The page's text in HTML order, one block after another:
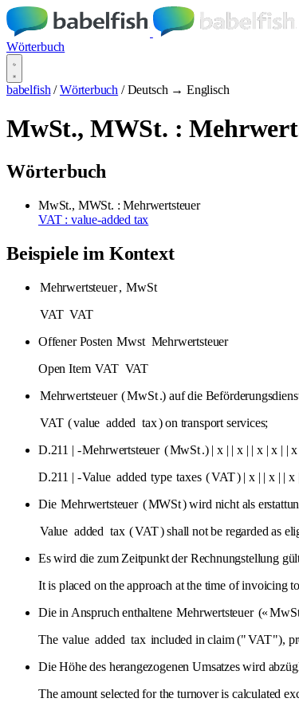
Wörterbuch
babelfish / Wörterbuch / Deutsch → Englisch
MwSt., MWSt. :
Wörterbuch
MwSt., MWSt. : Mehrwertsteuer
VAT : value-added tax
Beispiele im Kontext
Mehrwertsteuer , MwSt
VAT VAT
Offener Posten Mwst Mehrwertsteuer
Open Item VAT VAT
Mehrwertsteuer (MwSt .) auf die
VAT (value added tax) on transport services;
D.211 | -Mehrwertsteuer (MwSt.) | x | | x | | x | x | | x
D.211 | -Value added type taxes (VAT) | x | | x | | x
Die Mehrwertsteuer (MWSt) wird nicht als
Value added tax (VAT) shall not be regarded as
Es wird die zum Zeitpunkt der Rechnungstellung
It is placed on the approach at the time of invoicing to
Die in Anspruch enthaltene Mehrwertsteuer («
The value added tax included in claim ("VAT"),
Die Höhe des herangezogenen Umsatzes wird
The amount selected for the turnover is calculated